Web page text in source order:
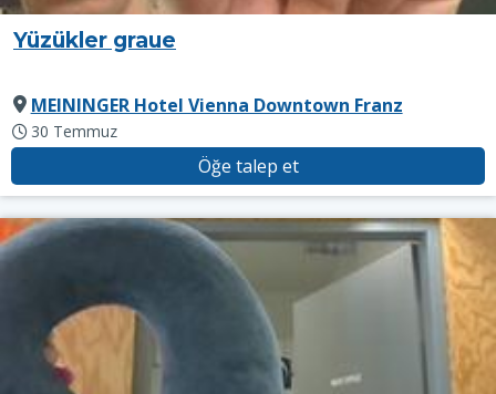
Yüzükler graue
MEININGER Hotel Vienna Downtown Franz
30 Temmuz
Öğe talep et